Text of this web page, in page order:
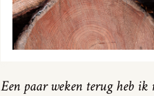
Een paar weken terug heb